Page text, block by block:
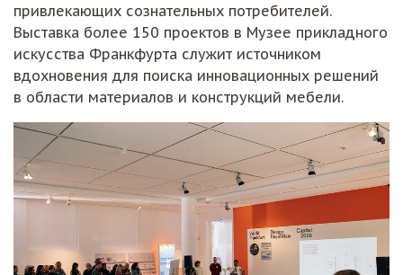
привлекающих сознательных потребителей.
Выставка более 150 проектов в Музее прикладного
искусства Франкфурта служит источником
вдохновения для поиска инновационных решений
в области материалов и конструкций мебели.